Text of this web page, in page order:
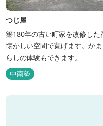
つじ屋
築180年の古い町家を改修し
懐かしい空間で寛げます。か
らしの体験もできます。
中南勢